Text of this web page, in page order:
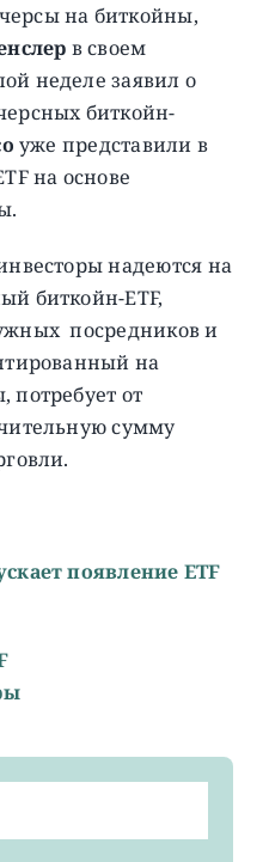
на биткойны,
в своем
неделе заявил о
биткойн-
уже представили в
на основе
надеются на
биткойн-ETF,
посредников и
на
от
сумму
появление ETF